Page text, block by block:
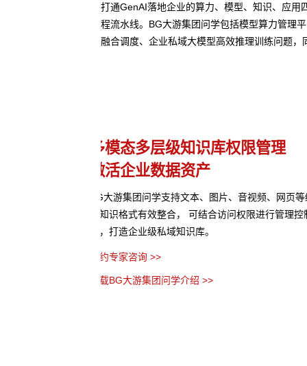
打通GenAI落地企业的算力、模型、知识、应
程流水线。BG大游集团问学包括模型算力管理
融合调度、企业私域大模型高效推理训练问题
多种应用构建方式
灵活适配开箱即用
支持无代码、低代码、全代码三种配置方式，5
缝融合企业业务系统。BG大游集团问学预置了
模板，高效解决企业开发使用应用的各种难题。
预约专家咨询 >>
下载BG大游集团问学介绍 >>